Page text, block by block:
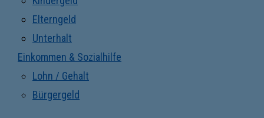
Elterngeld
Unterhalt
Einkommen & Sozialhilfe
Lohn / Gehalt
Bürgergeld